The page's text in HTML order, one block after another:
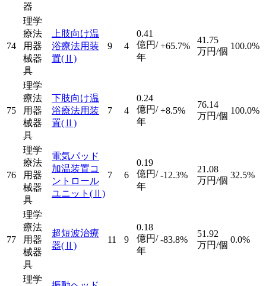
器
74
理学
療法
用器
械器
具
上肢向け温
浴療法用装
置(Ⅱ)
9 4
0.41
億円/
年
+65.7%
41.75
万円/個
100.0%
75
理学
療法
用器
械器
具
下肢向け温
浴療法用装
置(Ⅱ)
7 4
0.24
億円/
年
+8.5%
76.14
万円/個
100.0%
76
理学
療法
用器
械器
具
電気パッド
加温装置コ
ントロール
ユニット (Ⅱ)
7 6
0.19
億円/
年
-12.3%
21.08
万円/個
32.5%
77
理学
療法
用器
械器
具
超短波治療
器(Ⅱ)
11 9
0.18
億円/
年
-83.8%
51.92
万円/個
0.0%
理学